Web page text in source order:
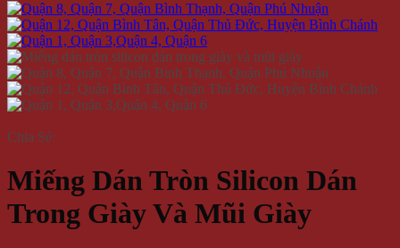
Chia Sẻ:
Miếng Dán Tròn Silicon Dán
Trong Giày Và Mũi Giày